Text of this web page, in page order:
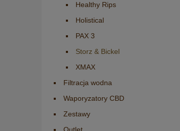
Healthy Rips
Holistical
PAX 3
Storz & Bickel
XMAX
Filtracja wodna
Waporyzatory CBD
Zestawy